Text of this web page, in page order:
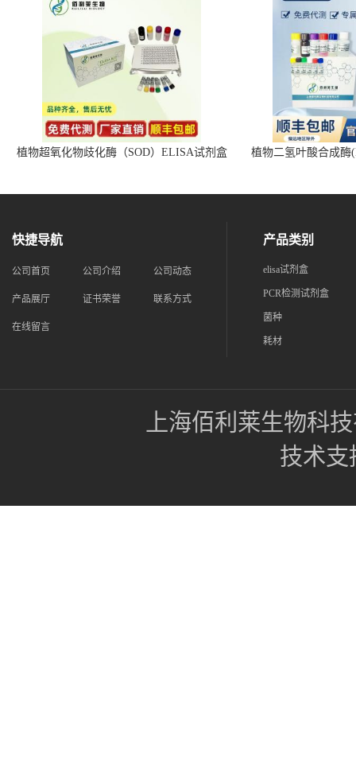
植物超氧化物歧化酶（SOD）ELISA试剂盒 植物二氢叶酸合成酶
快捷导航
公司首页 公司介绍 公司动态
产品展厅 证书荣誉 联系方式
在线留言
产品类别
elisa试剂盒
PCR检测试剂盒
菌种
耗材
上海佰利莱生物科
技术